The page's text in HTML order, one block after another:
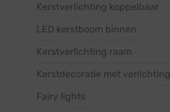
Kerstverlichting koppelbaar
LED kerstboom binnen
Kerstverlichting raam
Kerstdecoratie met verlichting
Fairy lights